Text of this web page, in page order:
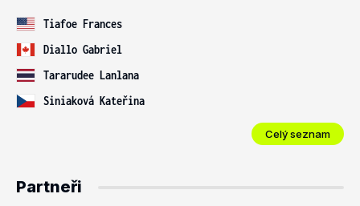
Tiafoe Frances
Diallo Gabriel
Tararudee Lanlana
Siniaková Kateřina
Celý seznam
Partneři